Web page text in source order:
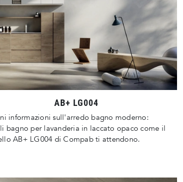
AB+ LG004
informazioni sull'arredo bagno moderno:
bagno per lavanderia in laccato opaco come il
AB+ LG004 di Compab ti attendono.